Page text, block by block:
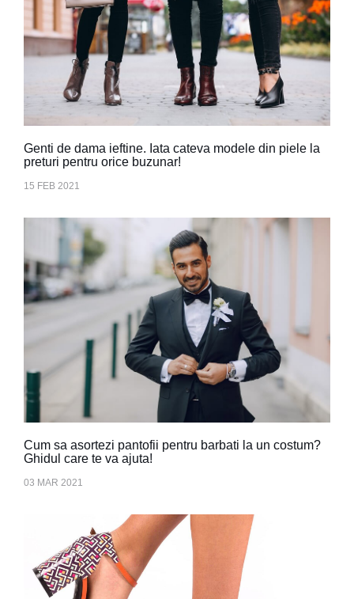
Genti de dama ieftine. Iata cateva modele din piele la
preturi pentru orice buzunar!
15 FEB 2021
Cum sa asortezi pantofii pentru barbati la un costum?
Ghidul care te va ajuta!
03 MAR 2021